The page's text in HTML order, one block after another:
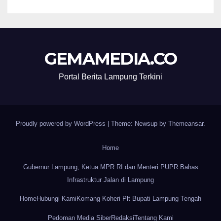
GEMAMEDIA.CO
Portal Berita Lampung Terkini
Proudly powered by WordPress Theme: Newsup by Themeansar.
Home
Gubernur Lampung, Ketua MPR RI dan Menteri PUPR Bahas
Infrastruktur Jalan di Lampung
HomeHubungi Kami Komang Koheri Plt Bupati Lampung Tengah
Pedoman Media SiberRedaksiTentang Kami